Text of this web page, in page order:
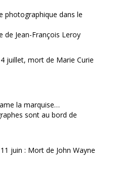
photographique dans le
de Jean-François Leroy
4 juillet, mort de Marie Curie
la marquise…
sont au bord de
juin : Mort de John Wayne